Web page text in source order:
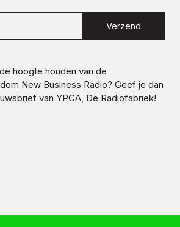
Verzend
hoogte houden van de
New Business Radio? Geef je dan
van YPCA, De Radiofabriek!